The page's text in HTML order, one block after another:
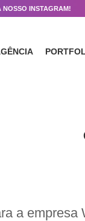
NOSSO INSTAGRAM!
a